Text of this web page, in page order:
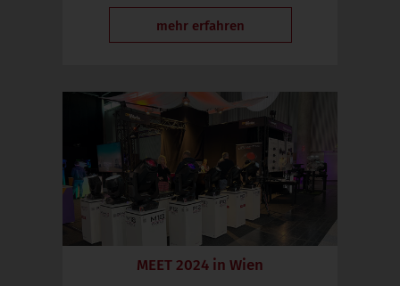
mehr erfahren
MEET 2024 in Wien